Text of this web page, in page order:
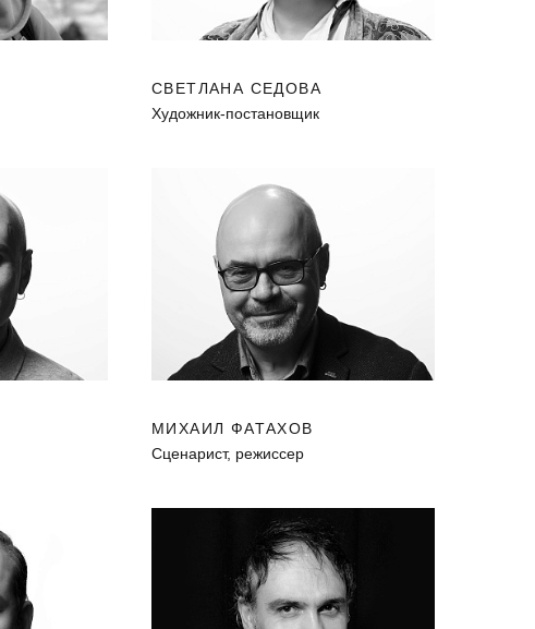
СВЕТЛАНА СЕДОВА
Художник-постановщик
МИХАИЛ ФАТАХОВ
Cценарист, режиссер